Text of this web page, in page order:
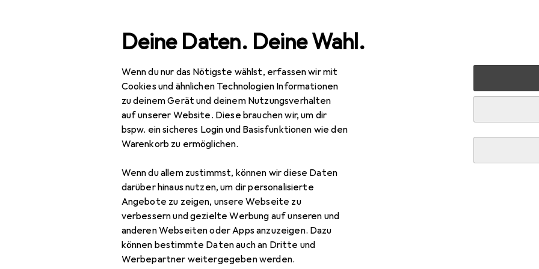
Deine Daten. Deine Wahl.
Wenn du nur das Nötigste wählst, erfassen wir mit
Cookies und ähnlichen Technologien Informationen
zu deinem Gerät und deinem Nutzungsverhalten
auf unserer Website. Diese brauchen wir, um dir
bspw. ein sicheres Login und Basisfunktionen wie den
Warenkorb zu ermöglichen.
Wenn du allem zustimmst, können wir diese Daten
darüber hinaus nutzen, um dir personalisierte
Angebote zu zeigen, unsere Webseite zu
verbessern und gezielte Werbung auf unseren und
anderen Webseiten oder Apps anzuzeigen. Dazu
können bestimmte Daten auch an Dritte und
Werbepartner weitergegeben werden.
Navigation nach Kategorien Gesamtsortiment IT + Multimedia Peripherie ASUS
EUR
118,60 zuletzt neu
ASUSTUF Gaming VG27VQ
Zubehör für ASUS TUF Gaming VG27VQ
Hier findest du passendes Zubehör zum Produkt ASUS TUF Gaming VG27VQ aus den